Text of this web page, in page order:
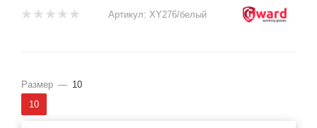
Артикул: XY276/белый
Размер — 10
10